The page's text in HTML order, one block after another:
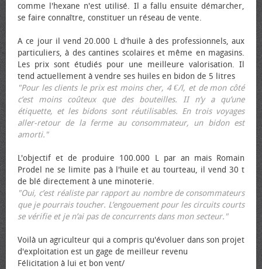
comme l'hexane n'est utilisé. Il a fallu ensuite démarcher,
se faire connaître, constituer un réseau de vente.
A ce jour il vend 20.000 L d'huile à des professionnels, aux
particuliers, à des cantines scolaires et même en magasins.
Les prix sont étudiés pour une meilleure valorisation. Il
tend actuellement à vendre ses huiles en bidon de 5 litres
"Pour les clients le prix est moins cher, 4 €/l, et de mon côté
c’est moins coûteux que des bouteilles. II n’y a qu’une
étiquette, et les bidons sont réutilisables. En trois voyages
aller-retour de la ferme au consommateur, un bidon est
amorti."
L'objectif et de produire 100.000 L par an mais Romain
Prodel ne se limite pas à l'huile et au tourteau, il vend 30 t
de blé directement à une minoterie.
"Oui, c’est réaliste par rapport au nombre de consommateurs
que je pourrais toucher. L’engouement pour les circuits courts
se vérifie et je n’ai pas de concurrents dans mon secteur."
Voilà un agriculteur qui a compris qu'évoluer dans son projet
d'exploitation est un gage de meilleur revenu
Félicitation à lui et bon vent/